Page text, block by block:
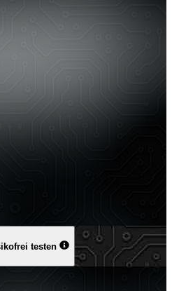
testen